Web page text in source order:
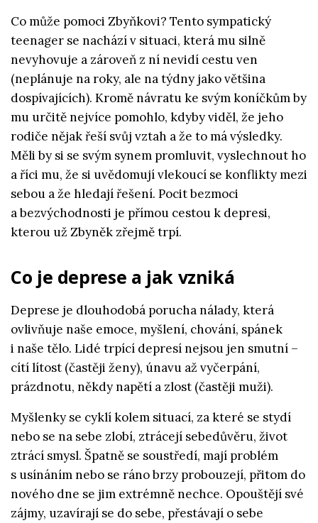
Co může pomoci Zbyňkovi? Tento sympatický
teenager se nachází v situaci, která mu silně
nevyhovuje a zároveň z ní nevidí cestu ven
(neplánuje na roky, ale na týdny jako většina
dospívajících). Kromě návratu ke svým koníčkům by
mu určitě nejvíce pomohlo, kdyby viděl, že jeho
rodiče nějak řeší svůj vztah a že to má výsledky.
Měli by si se svým synem promluvit, vyslechnout ho
a říci mu, že si uvědomují vlekoucí se konflikty mezi
sebou a že hledají řešení. Pocit bezmoci
a bezvýchodnosti je přímou cestou k depresi,
kterou už Zbyněk zřejmě trpí.
Co je deprese a jak vzniká
Deprese je dlouhodobá porucha nálady, která
ovlivňuje naše emoce, myšlení, chování, spánek
i naše tělo. Lidé trpící depresí nejsou jen smutní –
cítí lítost (častěji ženy), únavu až vyčerpání,
prázdnotu, někdy napětí a zlost (častěji muži).
Myšlenky se cyklí kolem situací, za které se stydí
nebo se na sebe zlobí, ztrácejí sebedůvěru, život
ztrácí smysl. Špatně se soustředí, mají problém
s usínáním nebo se ráno brzy probouzejí, přitom do
nového dne se jim extrémně nechce. Opouštějí své
zájmy, uzavírají se do sebe, přestávají o sebe